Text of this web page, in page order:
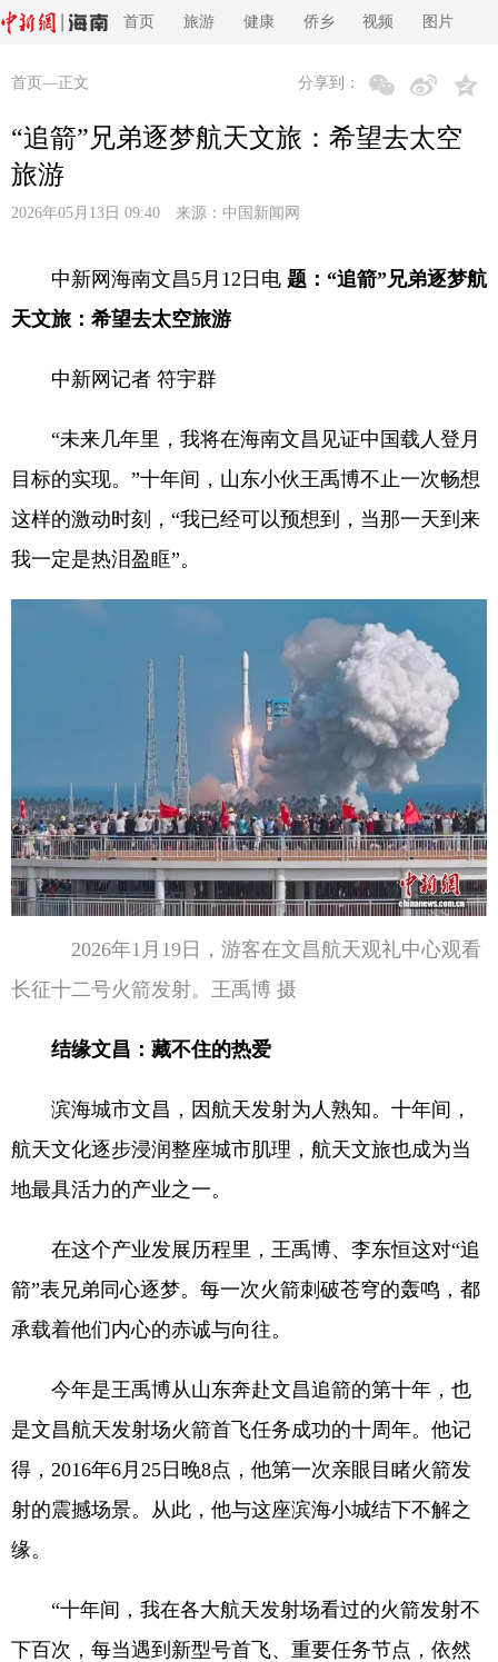
首页 旅游 健康 侨乡 视频 图片
首页 —正文 分享到：
“追箭”兄弟逐梦航天文旅：希望去太空
旅游
2026年05月13日 09:40 来源： 中国新闻网
中新网海南文昌5月12日电 题：“追箭”兄弟逐梦航
天文旅：希望去太空旅游
中新网记者 符宇群
“未来几年里，我将在海南文昌见证中国载人登月
目标的实现。”十年间，山东小伙王禹博不止一次畅想
这样的激动时刻，“我已经可以预想到，当那一天到来
我一定是热泪盈眶”。
2026年1月19日，游客在文昌航天观礼中心观看
长征十二号火箭发射。王禹博 摄
结缘文昌：藏不住的热爱
滨海城市文昌，因航天发射为人熟知。十年间，
航天文化逐步浸润整座城市肌理，航天文旅也成为当
地最具活力的产业之一。
在这个产业发展历程里，王禹博、李东恒这对“追
箭”表兄弟同心逐梦。每一次火箭刺破苍穹的轰鸣，都
承载着他们内心的赤诚与向往。
今年是王禹博从山东奔赴文昌追箭的第十年，也
是文昌航天发射场火箭首飞任务成功的十周年。他记
得，2016年6月25日晚8点，他第一次亲眼目睹火箭发
射的震撼场景。从此，他与这座滨海小城结下不解之
缘。
“十年间，我在各大航天发射场看过的火箭发射不
下百次，每当遇到新型号首飞、重要任务节点，依然